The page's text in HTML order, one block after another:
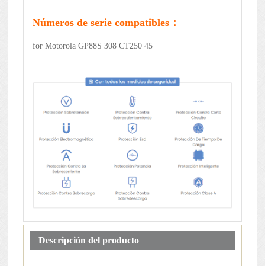
Números de serie compatibles：
for Motorola GP88S 308 CT250 45
Descripción del producto